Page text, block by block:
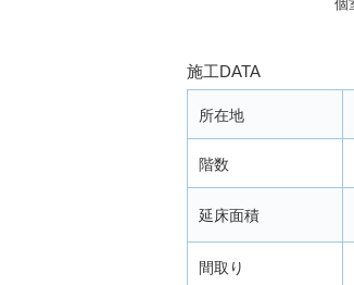
施工DATA
所在地
階数
延床面積
間取り